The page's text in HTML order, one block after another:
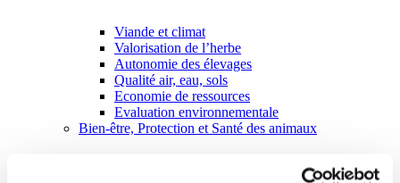
Viande et climat
Valorisation de l’herbe
Autonomie des élevages
Qualité air, eau, sols
Economie de ressources
Evaluation environnementale
Bien-être, Protection et Santé des animaux